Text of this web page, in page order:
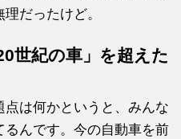
だったけど。
世紀の車」を超えた
は何かというと、みんな
んです。今の自動車を前